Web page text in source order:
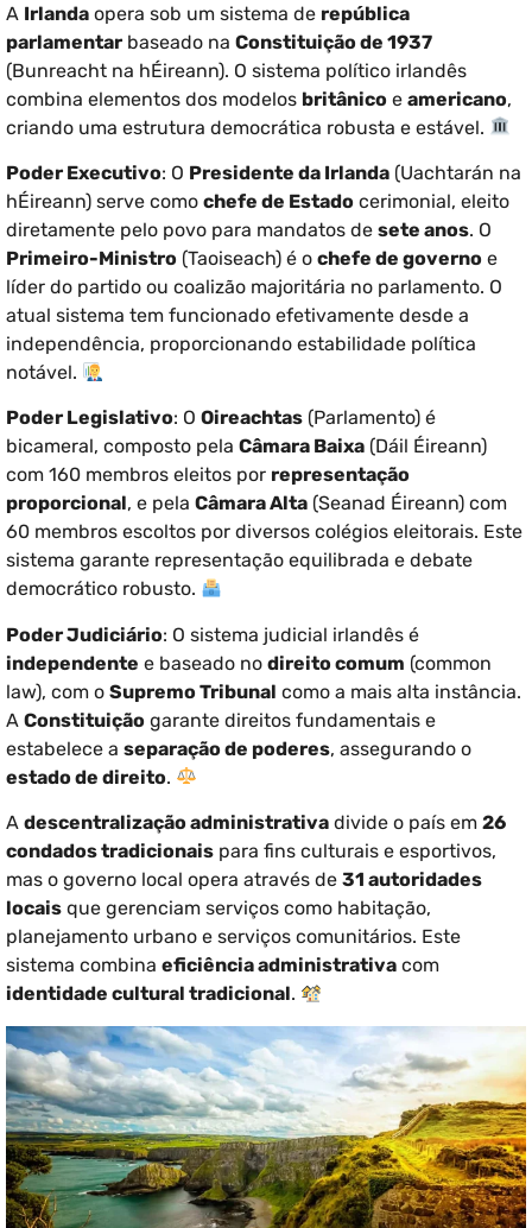
A Irlanda opera sob um sistema de república
parlamentar baseado na Constituição de 1937
(Bunreacht na hÉireann). O sistema político irlandês
combina elementos dos modelos britânico e americano,
criando uma estrutura democrática robusta e estável.
Poder Executivo: O Presidente da Irlanda (Uachtarán na
hÉireann) serve como chefe de Estado cerimonial, eleito
diretamente pelo povo para mandatos de sete anos. O
Primeiro-Ministro (Taoiseach) é o chefe de governo e
líder do partido ou coalizão majoritária no parlamento. O
atual sistema tem funcionado efetivamente desde a
independência, proporcionando estabilidade política
notável.
Poder Legislativo: O Oireachtas (Parlamento) é
bicameral, composto pela Câmara Baixa (Dáil Éireann)
com 160 membros eleitos por representação
proporcional, e pela Câmara Alta (Seanad Éireann) com
60 membros escoltos por diversos colégios eleitorais. Este
sistema garante representação equilibrada e debate
democrático robusto.
Poder Judiciário: O sistema judicial irlandês é
independente e baseado no direito comum (common
law), com o Supremo Tribunal como a mais alta instância.
A Constituição garante direitos fundamentais e
estabelece a separação de poderes, assegurando o
estado de direito.
A descentralização administrativa divide o país em 26
condados tradicionais para fins culturais e esportivos,
mas o governo local opera através de 31 autoridades
locais que gerenciam serviços como habitação,
planejamento urbano e serviços comunitários. Este
sistema combina eficiência administrativa com
identidade cultural tradicional.